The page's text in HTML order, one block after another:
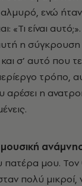
αλμυρό, ενώ
«Τι είναι
η σύγκρουση
σ’ αυτό που
τρόπο,
αρέσει η
πατέρα μου. Τον
πολύ μικροί,